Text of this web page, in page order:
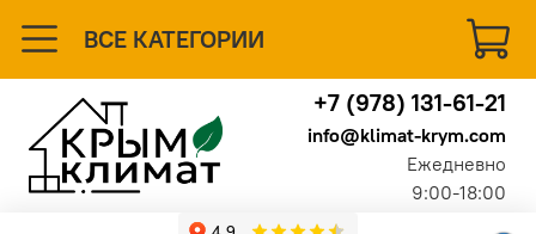
ВСЕ КАТЕГОРИИ
+7 (978) 131-61-21
info@klimat-krym.com
Ежедневно
9:00-18:00